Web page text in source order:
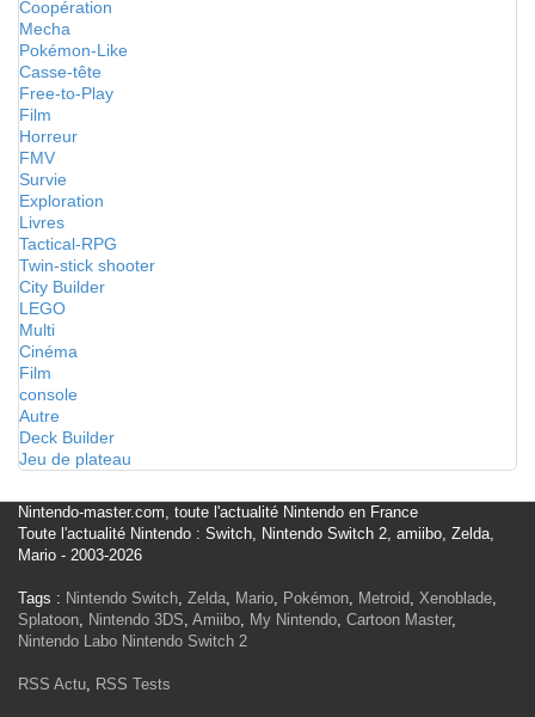
Coopération
Mecha
Pokémon-Like
Casse-tête
Free-to-Play
Film
Horreur
FMV
Survie
Exploration
Livres
Tactical-RPG
Twin-stick shooter
City Builder
LEGO
Multi
Cinéma
Film
console
Autre
Deck Builder
Jeu de plateau
Nintendo-master.com, toute l'actualité Nintendo en France
Toute l'actualité Nintendo : Switch, Nintendo Switch 2, amiibo, Zelda,
Mario - 2003-2026
Tags : Nintendo Switch, Zelda, Mario, Pokémon, Metroid, Xenoblade,
Splatoon, Nintendo 3DS, Amiibo, My Nintendo, Cartoon Master,
Nintendo Labo Nintendo Switch 2
RSS Actu, RSS Tests